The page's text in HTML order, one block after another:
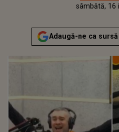
vineri, 20 noiembrie 2020Actualizat:
sâmbătă, 16
Adaugă-ne ca